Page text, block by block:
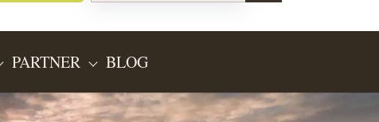
FOR "LÄNDERINFOS"
PARTNER SUBMENU FOR "PARTNER"
BLOG